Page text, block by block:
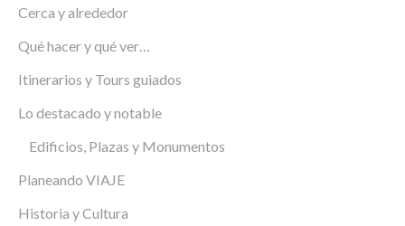
Cerca y alrededor
Qué hacer y qué ver…
Itinerarios y Tours guiados
Lo destacado y notable
Edificios, Plazas y Monumentos
Planeando VIAJE
Historia y Cultura